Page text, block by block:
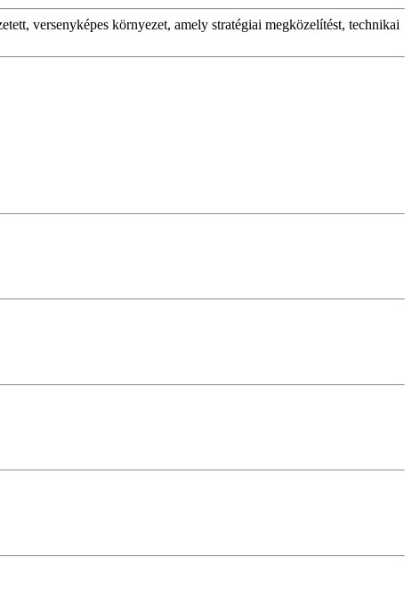
versenyképes környezet, amely stratégiai megközelítést, technikai